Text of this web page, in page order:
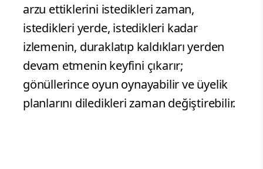
arzu ettiklerini istedikleri zaman,
istedikleri yerde, istedikleri kadar
izlemenin, duraklatıp kaldıkları yerden
devam etmenin keyfini çıkarır;
gönüllerince oyun oynayabilir ve üyelik
planlarını diledikleri zaman değiştirebilir.